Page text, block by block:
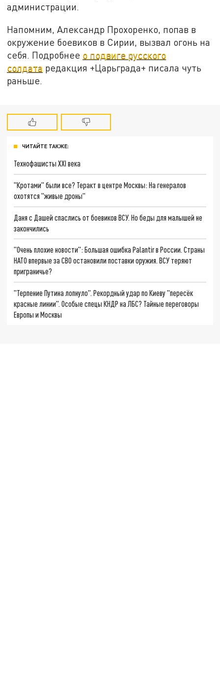
администрации.
Напомним, Александр Прохоренко, попав в
окружение боевиков в Сирии, вызвал огонь на
себя. Подробнее о подвиге русского
солдата редакция +Царьграда+ писала чуть
раньше.
ЧИТАЙТЕ ТАКЖЕ:
Технофашисты XXI века
"Кротами" были все? Теракт в центре Москвы: На генералов
охотятся "живые дроны"
Даня с Дашей спаслись от боевиков ВСУ. Но беды для малышей не
закончились
"Очень плохие новости": Большая ошибка Palantir в России. Страны
НАТО впервые за СВО остановили поставки оружия. ВСУ теряют
приграничье?
"Терпение Путина лопнуло". Рекордный удар по Киеву "пересёк
красные линии". Особые спецы КНДР на ЛБС? Тайные переговоры
Европы и Москвы